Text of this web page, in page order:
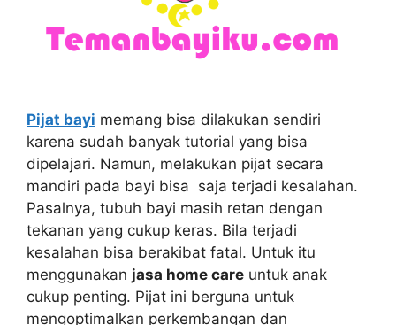
Pijat bayi memang bisa dilakukan sendiri
karena sudah banyak tutorial yang bisa
dipelajari. Namun, melakukan pijat secara
mandiri pada bayi bisa saja terjadi kesalahan.
Pasalnya, tubuh bayi masih retan dengan
tekanan yang cukup keras. Bila terjadi
kesalahan bisa berakibat fatal. Untuk itu
menggunakan jasa home care untuk anak
cukup penting. Pijat ini berguna untuk
mengoptimalkan perkembangan dan